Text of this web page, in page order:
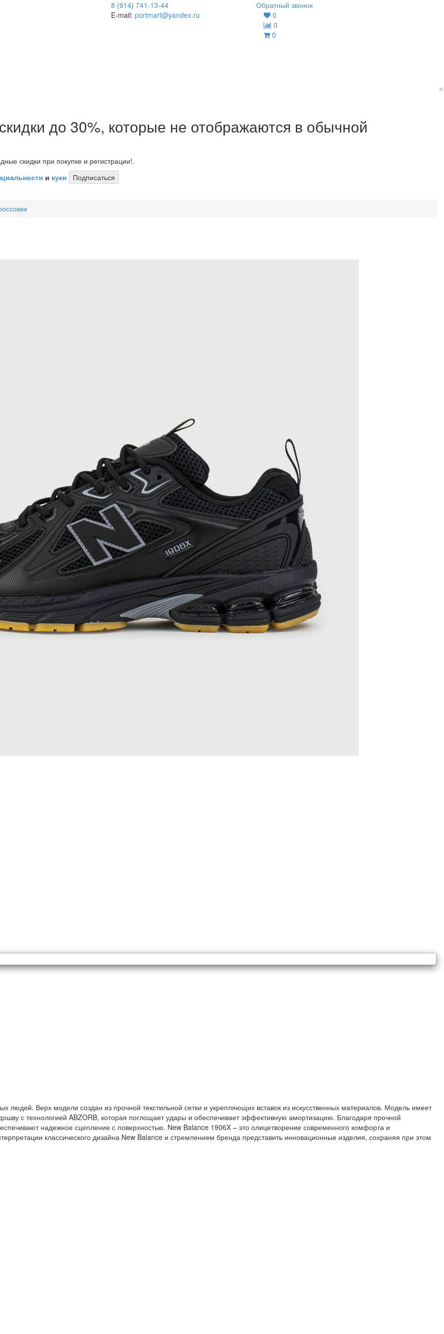
8 (914) 741-13-44
E-mail: portmart@yandex.ru
Обратный звонок
0
0
0
×
до 30%, которые не отображаются в обычной
скидки при покупке и регистрации!.
и куки Подписаться
людей. Верх модели создан из прочной текстильной сетки и укрепляющих вставок из искусственных материалов. Модель имеет
с технологией ABZORB, которая поглощает удары и обеспечивает эффективную амортизацию. Благодаря прочной
надежное сцепление с поверхностью. New Balance 1906X – это олицетворение современного комфорта и
классического дизайна New Balance и стремлением бренда представить инновационные изделия, сохраняя при этом